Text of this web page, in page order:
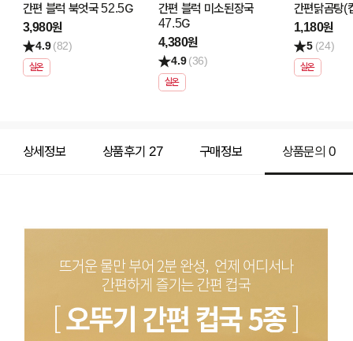
간편 블럭 북엇국 52.5G
3,980원
4.9 (82)
실온
간편 블럭 미소된장국
47.5G
4,380원
4.9 (36)
실온
간편닭곰탕(
1,180원
5 (24)
실온
상세정보 상품후기 27 구매정보 상품문의0